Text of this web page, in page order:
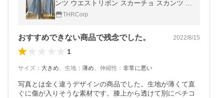
ンツ ウエストリボン スカーチョ スカンツ プ
リーツ フレア カジュアル 2022
THRCorp
おすすめできない商品で残念でした。 2022/8/15
1
サイズ ： 大きめ、 生地 ： 薄め、 伸縮性 ： 非常に悪い
写真とは全く違うデザインの商品でした。生地が薄くて直
ぐに傷が入りそうな素材です。膝上から透けて別にペチコ